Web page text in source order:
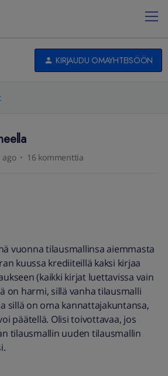
KIRJAUDU OMAYHTEISÖÖN
16 kommenttia
vuonna tilausmallinsa aiemmasta
kuussa krediiteillä kaksi kirjaa
(kaikki kirjat luettavissa vain
on harmi, sillä vanha tilausmalli
sillä on oma kannattajakuntansa,
päätellä. Olisi toivottavaa, jos
tilausmallin uuden tilausmallin